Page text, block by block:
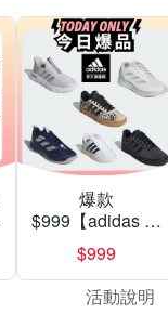
爆款
$999【adidas 愛
迪達】男/女 精選
運動鞋休閒鞋 任
選均一價
$999
活動說明